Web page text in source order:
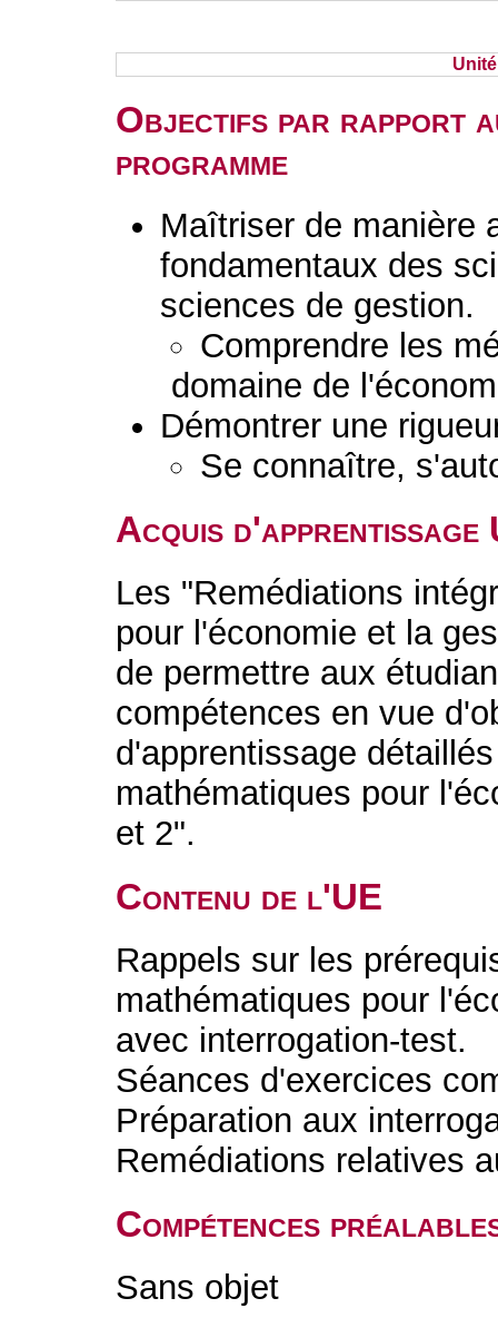
Objectifs par rapport
programme
Maîtriser de manière
fondamentaux des
sciences de gestion.
Comprendre les
domaine de
Démontrer une
Se connaître,
Acquis d'apprentissage
Les "Remédiations
pour l'économie et la
de permettre aux
compétences en vue
d'apprentissage
mathématiques pour
et 2".
Contenu de l'UE
Rappels sur les
mathématiques pour
avec interrogation-test.
Séances d'exercices
Préparation aux
Remédiations relatives
Compétences
Sans objet